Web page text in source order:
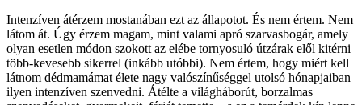
Intenzíven átérzem mostanában ezt az állapotot. És nem értem. Nem
látom át. Úgy érzem magam, mint valami apró szarvasbogár, amely
olyan esetlen módon szokott az elébe tornyosuló útzárak elől kitérni
több-kevesebb sikerrel (inkább utóbbi). Nem értem, hogy miért kell
látnom dédmamámat élete nagy valószínűséggel utolsó hónapjaiban
ilyen intenzíven szenvedni. Átélte a világháborút, borzalmas